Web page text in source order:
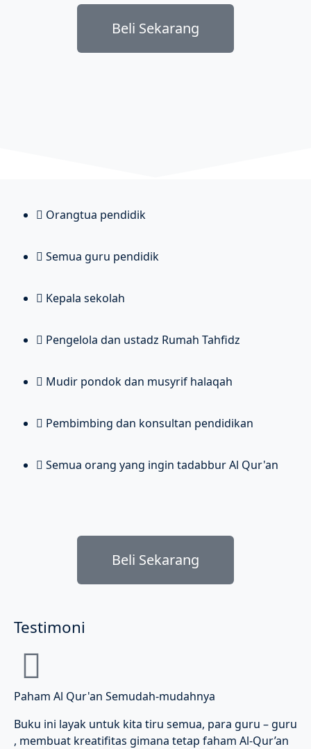
Beli Sekarang
Orangtua pendidik
Semua guru pendidik
Kepala sekolah
Pengelola dan ustadz Rumah Tahfidz
Mudir pondok dan musyrif halaqah
Pembimbing dan konsultan pendidikan
Semua orang yang ingin tadabbur Al Qur'an
Beli Sekarang
Testimoni
Paham Al Qur'an Semudah-mudahnya
Buku ini layak untuk kita tiru semua, para guru – guru
, membuat kreatifitas gimana tetap faham Al-Qur’an